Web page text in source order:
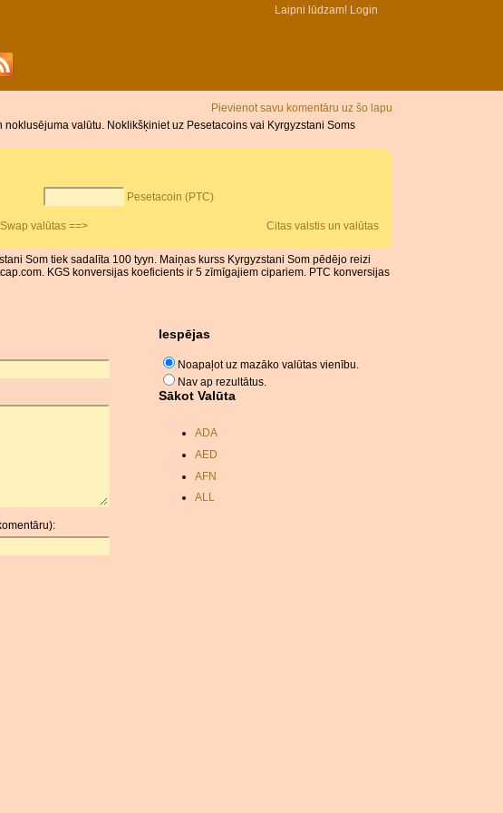
Laipni lūdzam! Login
Pievienot savu komentāru uz šo lapu
valūtu. Noklikšķiniet uz Pesetacoins vai Kyrgyzstani Soms
Pesetacoin (PTC)
valūtas ==> Citas valstis un valūtas
Som tiek sadalīta 100 tyyn. Maiņas kurss Kyrgyzstani Som pēdējo reizi
KGS konversijas koeficients ir 5 zīmīgajiem cipariem. PTC konversijas
Iespējas
Noapaļot uz mazāko valūtas vienību.
Nav ap rezultātus.
Sākot Valūta
ADA
AED
AFN
ALL